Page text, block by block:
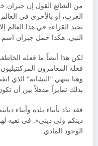
من الشائع القول إن جبران
الغرب، أو بالأحرى في العالم
يجيد القراءة في هذا العالم
النبي. هكذا حمل جبران
لكن هذا أيضاً ما فعله
فعله المغامرون
وهنا ينتهي “التشابه” الذي
بذلك تمايزاً مذهلاً بين أن
فقد ندّد بأبناء بلده وأبناء
دينكم ولي ديني». في نفيه
الوجود المادي.